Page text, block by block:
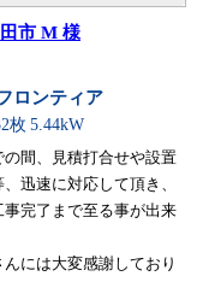
市 M 様
ロンティア
枚 5.44kW
の間、見積打合せや設置
迅速に対応して頂き、
事完了まで至る事が出来
には大変感謝しており